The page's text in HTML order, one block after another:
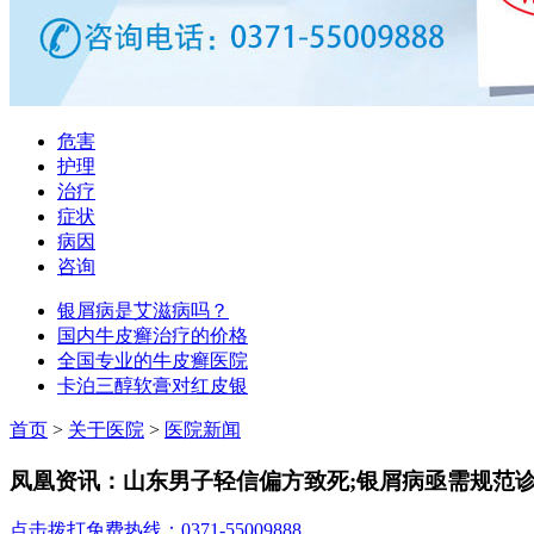
危害
护理
治疗
症状
病因
咨询
银屑病是艾滋病吗？
国内牛皮癣治疗的价格
全国专业的牛皮癣医院
卡泊三醇软膏对红皮银
首页 > 关于医院 > 医院新闻
凤凰资讯：山东男子轻信偏方致死;银屑病亟需规范